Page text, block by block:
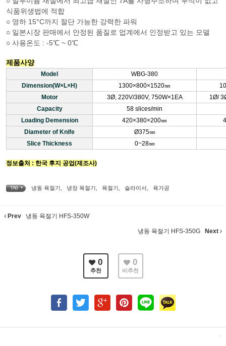
식품위생법에 적합
○ 영하 15°C까지 절단 가능한 강력한 파워
○ 일본시장 판매에서 안정된 품질로 업계에서 인정받고 있는 모델
○ 사용온도 : -5℃ ~ 0℃
제품사양
Model
WBG-380
Dimension(W×L×H)
1300×800×1520㎜
Motor
3Ø, 220V/380V, 750W×1EA
1Ø/
Capacity
58 slices/min
Loading Demension
420×380×200㎜
Diameter of Knife
Ø375㎜
Slice Thickness
0~28㎜
정보출처 : 한국 후지 공업(제조사)
TAG • 냉동 육절기 냉장 육절기 육절기 슬라이서 육가공
Prev 냉동 육절기 HFS-350W
냉동 육절기 HFS-350G Next
0
추천
0
비추천